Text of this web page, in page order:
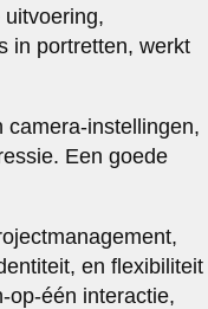
in portretten, werkt
camera-instellingen,
Een goede
en flexibiliteit
op-één interactie,